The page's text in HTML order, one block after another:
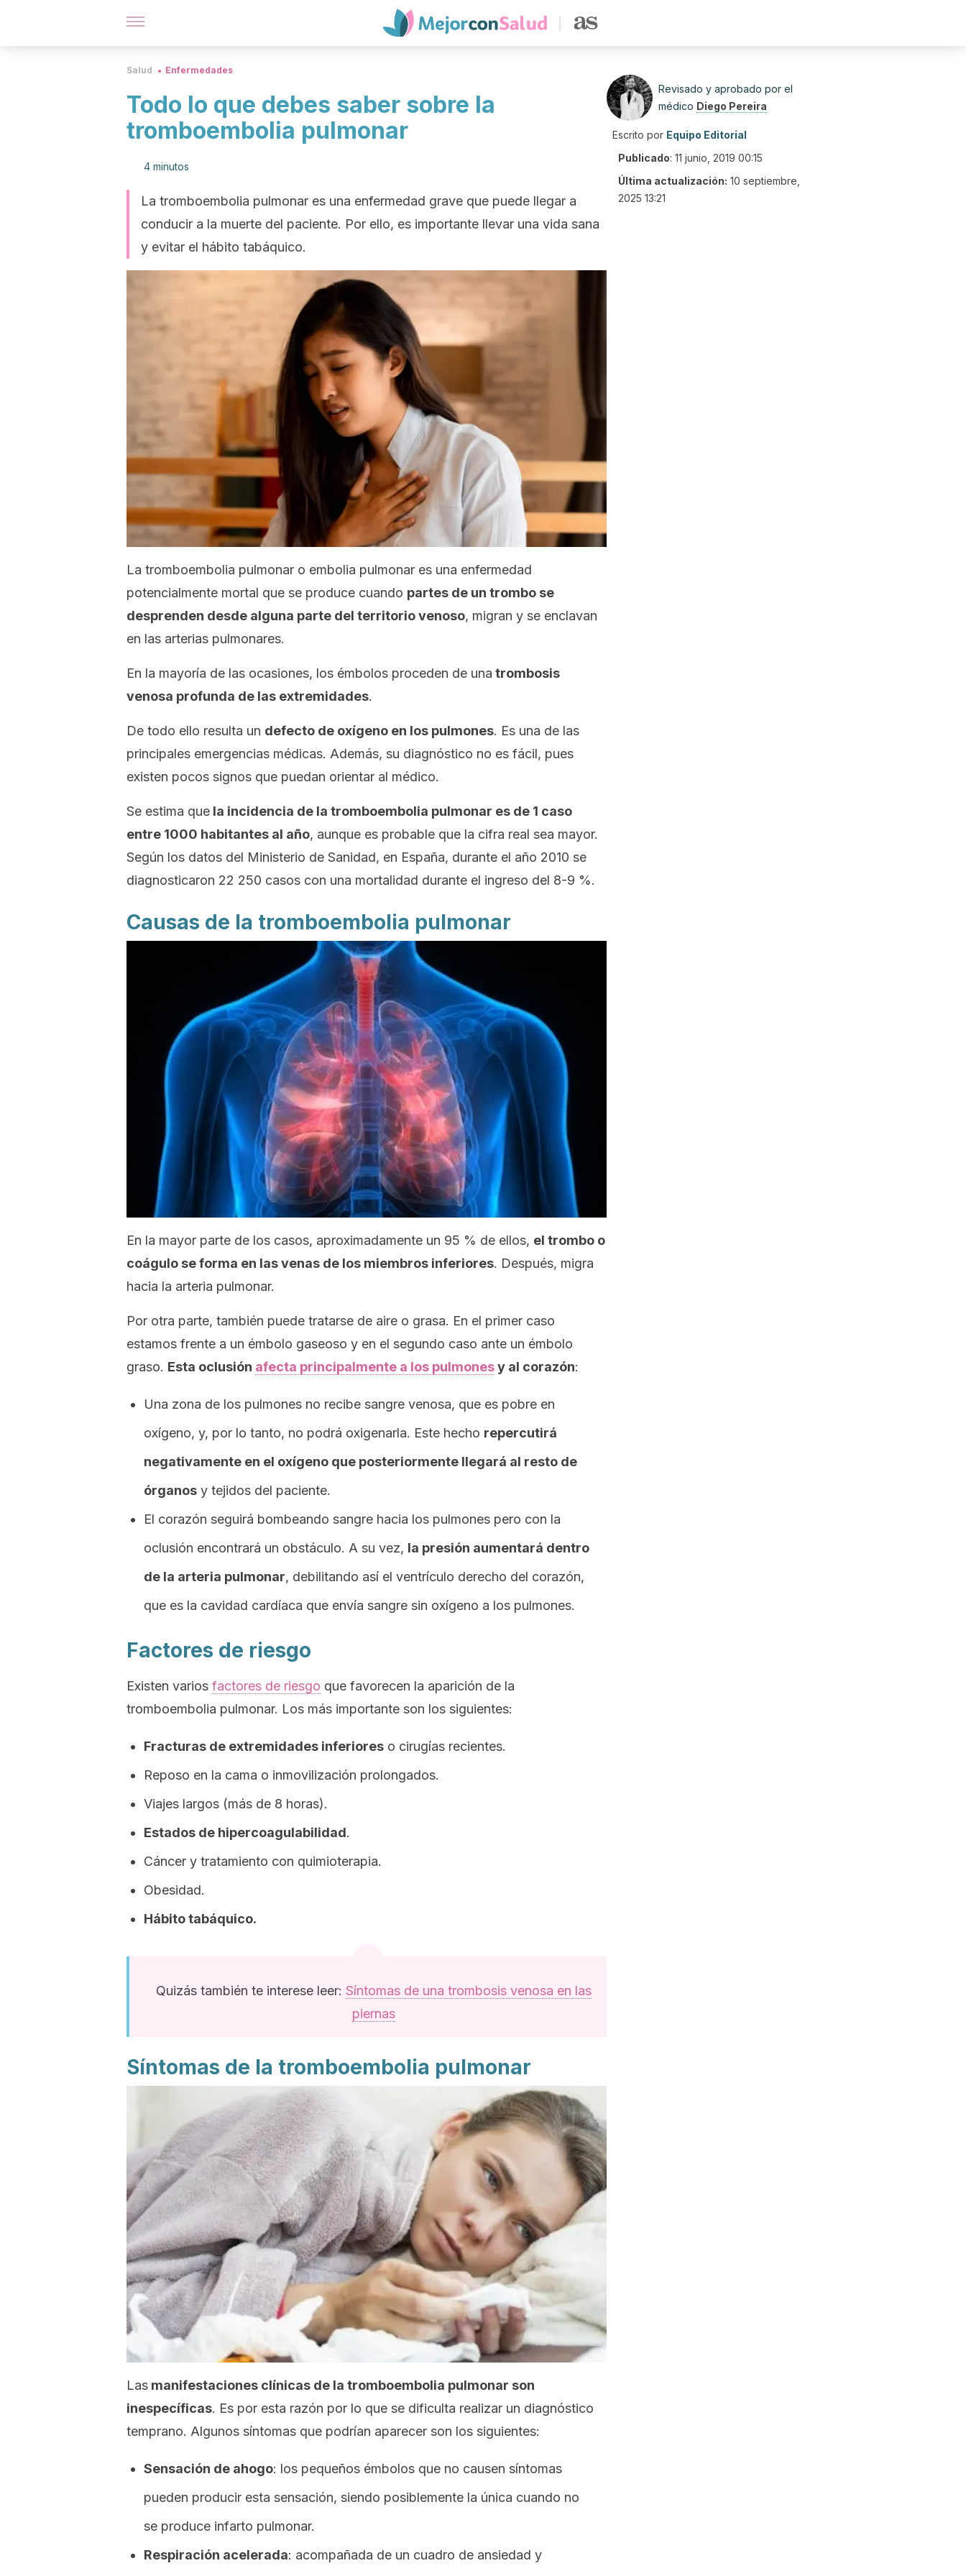
Salud Enfermedades
Todo lo que debes saber sobre la
tromboembolia pulmonar
4 minutos
La tromboembolia pulmonar es una enfermedad grave que puede llegar a
conducir a la muerte del paciente. Por ello, es importante llevar una vida sana
y evitar el hábito tabáquico.
La tromboembolia pulmonar o embolia pulmonar es una enfermedad
potencialmente mortal que se produce cuando partes de un trombo se
desprenden desde alguna parte del territorio venoso, migran y se enclavan
en las arterias pulmonares.
En la mayoría de las ocasiones, los émbolos proceden de una trombosis
venosa profunda de las extremidades.
De todo ello resulta un defecto de oxígeno en los pulmones. Es una de las
principales emergencias médicas. Además, su diagnóstico no es fácil, pues
existen pocos signos que puedan orientar al médico.
Se estima que la incidencia de la tromboembolia pulmonar es de 1 caso
entre 1000 habitantes al año, aunque es probable que la cifra real sea mayor.
Según los datos del Ministerio de Sanidad, en España, durante el año 2010 se
diagnosticaron 22 250 casos con una mortalidad durante el ingreso del 8-9 %.
Causas de la tromboembolia pulmonar
En la mayor parte de los casos, aproximadamente un 95 % de ellos, el trombo o
coágulo se forma en las venas de los miembros inferiores. Después, migra
hacia la arteria pulmonar.
Por otra parte, también puede tratarse de aire o grasa. En el primer caso
estamos frente a un émbolo gaseoso y en el segundo caso ante un émbolo
graso. Esta oclusión afecta principalmente a los pulmonesy al corazón:
Una zona de los pulmones no recibe sangre venosa, que es pobre en
oxígeno, y, por lo tanto, no podrá oxigenarla. Este hecho repercutirá
negativamente en el oxígeno que posteriormente llegará al resto de
órganos y tejidos del paciente.
El corazón seguirá bombeando sangre hacia los pulmones pero con la
oclusión encontrará un obstáculo. A su vez, la presión aumentará dentro
de la arteria pulmonar, debilitando así el ventrículo derecho del corazón,
que es la cavidad cardíaca que envía sangre sin oxígeno a los pulmones.
Factores de riesgo
Existen varios factores de riesgo que favorecen la aparición de la
tromboembolia pulmonar. Los más importante son los siguientes:
Fracturas de extremidades inferiores o cirugías recientes.
Reposo en la cama o inmovilización prolongados.
Viajes largos (más de 8 horas).
Estados de hipercoagulabilidad.
Cáncer y tratamiento con quimioterapia.
Obesidad.
Hábito tabáquico.
Quizás también te interese leer: Síntomas de una trombosis venosa en las
piernas
Síntomas de la tromboembolia pulmonar
Las manifestaciones clínicas de la tromboembolia pulmonar son
inespecíficas. Es por esta razón por lo que se dificulta realizar un diagnóstico
temprano. Algunos síntomas que podrían aparecer son los siguientes:
Sensación de ahogo: los pequeños émbolos que no causen síntomas
pueden producir esta sensación, siendo posiblemente la única cuando no
se produce infarto pulmonar.
Respiración acelerada: acompañada de un cuadro de ansiedad y
Revisado y aprobado por el
médico Diego Pereira
Escrito por Equipo Editorial
Publicado: 11 junio, 2019 00:15
Última actualización: 10 septiembre,
2025 13:21